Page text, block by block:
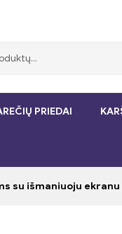
PRIEDAI
su išmaniuoju ekranu